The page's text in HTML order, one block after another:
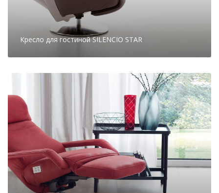
Кресло для гостиной SILENCIO STAR